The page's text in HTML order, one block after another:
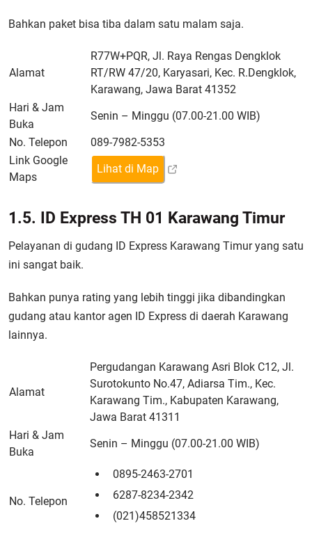
Bahkan paket bisa tiba dalam satu malam saja.
Alamat
R77W+PQR, Jl. Raya Rengas Dengklok
RT/RW 47/20, Karyasari, Kec. R.Dengklok,
Karawang, Jawa Barat 41352
Hari & Jam
Buka
Senin – Minggu (07.00-21.00 WIB)
No. Telepon
089-7982-5353
Link Google
Maps
Lihat di Map
1.5. ID Express TH 01 Karawang Timur
Pelayanan di gudang ID Express Karawang Timur yang satu
ini sangat baik.
Bahkan punya rating yang lebih tinggi jika dibandingkan
gudang atau kantor agen ID Express di daerah Karawang
lainnya.
Alamat
Pergudangan Karawang Asri Blok C12, Jl.
Surotokunto No.47, Adiarsa Tim., Kec.
Karawang Tim., Kabupaten Karawang,
Jawa Barat 41311
Hari & Jam
Buka
Senin – Minggu (07.00-21.00 WIB)
No. Telepon
0895-2463-2701
6287-8234-2342
(021)458521334